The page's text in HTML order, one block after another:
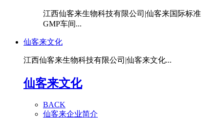
江西仙客来生物科技有限公司|仙客来国际标准
GMP车间...
仙客来文化
江西仙客来生物科技有限公司|仙客来文化...
仙客来文化
BACK
仙客来企业简介